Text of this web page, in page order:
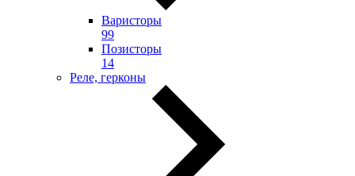
Варисторы
99
Позисторы
14
Реле, герконы